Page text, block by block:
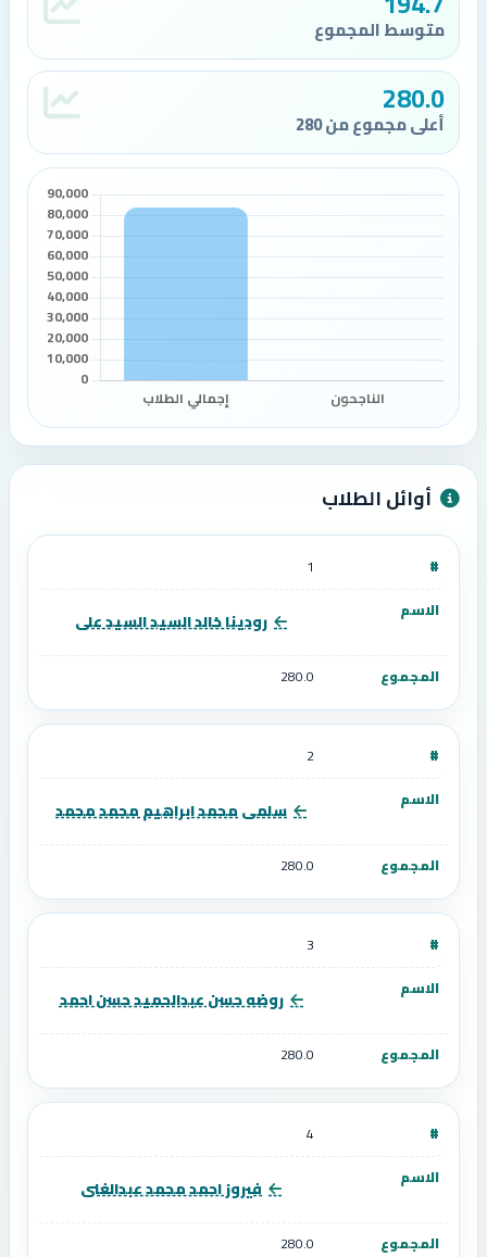
متوسط المجموع
280.0
أعلى مجموع من 280
أوائل الطلاب
1
رودينا خالد السيد السيد على
280.0
2
سلمى محمد ابراهيم محمد محمد
280.0
3
روضه حسن عبدالحميد حسن احمد
280.0
4
فيروز احمد محمد عبدالغنى
280.0